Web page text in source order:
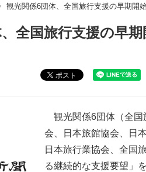
観光関係6団体、全国旅行支援の早期開
全国旅行支援の早
ポスト
観光関係6団体（全国
会、日本旅館協会、日
日本旅行業協会、全国
る継続的な支援要望」